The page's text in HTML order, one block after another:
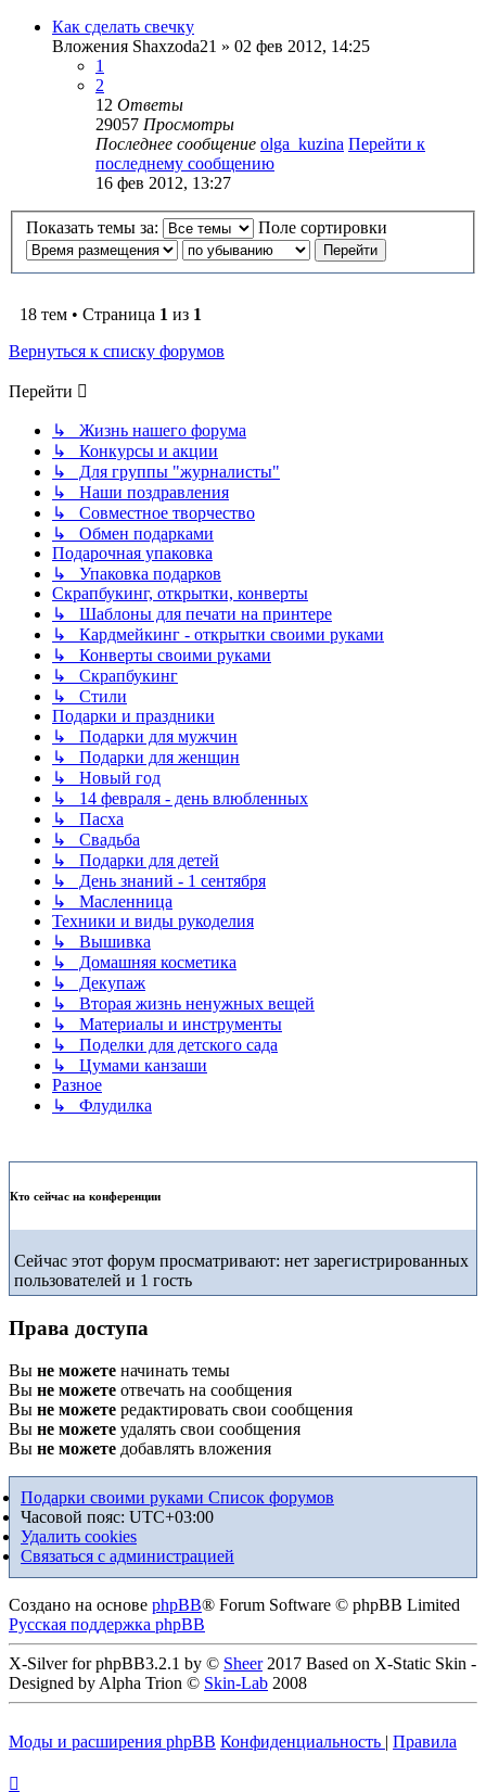
Как сделать свечку
Вложения Shaxzoda21 » 02 фев 2012, 14:25
1
2
12 Ответы
29057 Просмотры
Последнее сообщение olga_kuzina Перейти к
последнему сообщению
16 фев 2012, 13:27
Показать темы за: Поле сортировки
18 тем • Страница 1 из 1
Вернуться к списку форумов
Перейти
↳ Жизнь нашего форума
↳ Конкурсы и акции
↳ Для группы "журналисты"
↳ Наши поздравления
↳ Совместное творчество
↳ Обмен подарками
Подарочная упаковка
↳ Упаковка подарков
Скрапбукинг, открытки, конверты
↳ Шаблоны для печати на принтере
↳ Кардмейкинг - открытки своими руками
↳ Конверты своими руками
↳ Скрапбукинг
↳ Стили
Подарки и праздники
↳ Подарки для мужчин
↳ Подарки для женщин
↳ Новый год
↳ 14 февраля - день влюбленных
↳ Пасха
↳ Свадьба
↳ Подарки для детей
↳ День знаний - 1 сентября
↳ Масленница
Техники и виды рукоделия
↳ Вышивка
↳ Домашняя косметика
↳ Декупаж
↳ Вторая жизнь ненужных вещей
↳ Материалы и инструменты
↳ Поделки для детского сада
↳ Цумами канзаши
Разное
↳ Флудилка
Кто сейчас на конференции
Сейчас этот форум просматривают: нет зарегистрированных
пользователей и 1 гость
Права доступа
Вы не можете начинать темы
Вы не можете отвечать на сообщения
Вы не можете редактировать свои сообщения
Вы не можете удалять свои сообщения
Вы не можете добавлять вложения
Подарки своими руками Список форумов
Часовой пояс: UTC+03:00
Удалить cookies
Связаться с администрацией
Создано на основе phpBB® Forum Software © phpBB Limited
Русская поддержка phpBB
X-Silver for phpBB3.2.1 by © Sheer2017 Based on X-Static Skin -
Designed by Alpha Trion © Skin-Lab 2008
Моды и расширения phpBB Конфиденциальность | Правила